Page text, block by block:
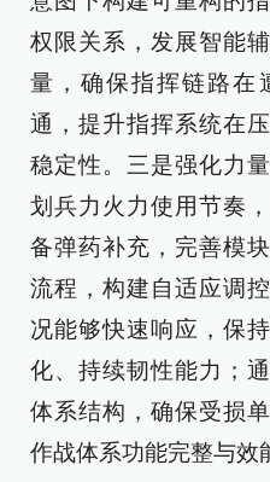
权限关系，发展智能
量，确保指挥链路在
通，提升指挥系统在
稳定性。三是强化力
划兵力火力使用节奏
备弹药补充，完善模
流程，构建自适应调
况能够快速响应，保
化、持续韧性能力；
体系结构，确保受损
作战体系功能完整与效